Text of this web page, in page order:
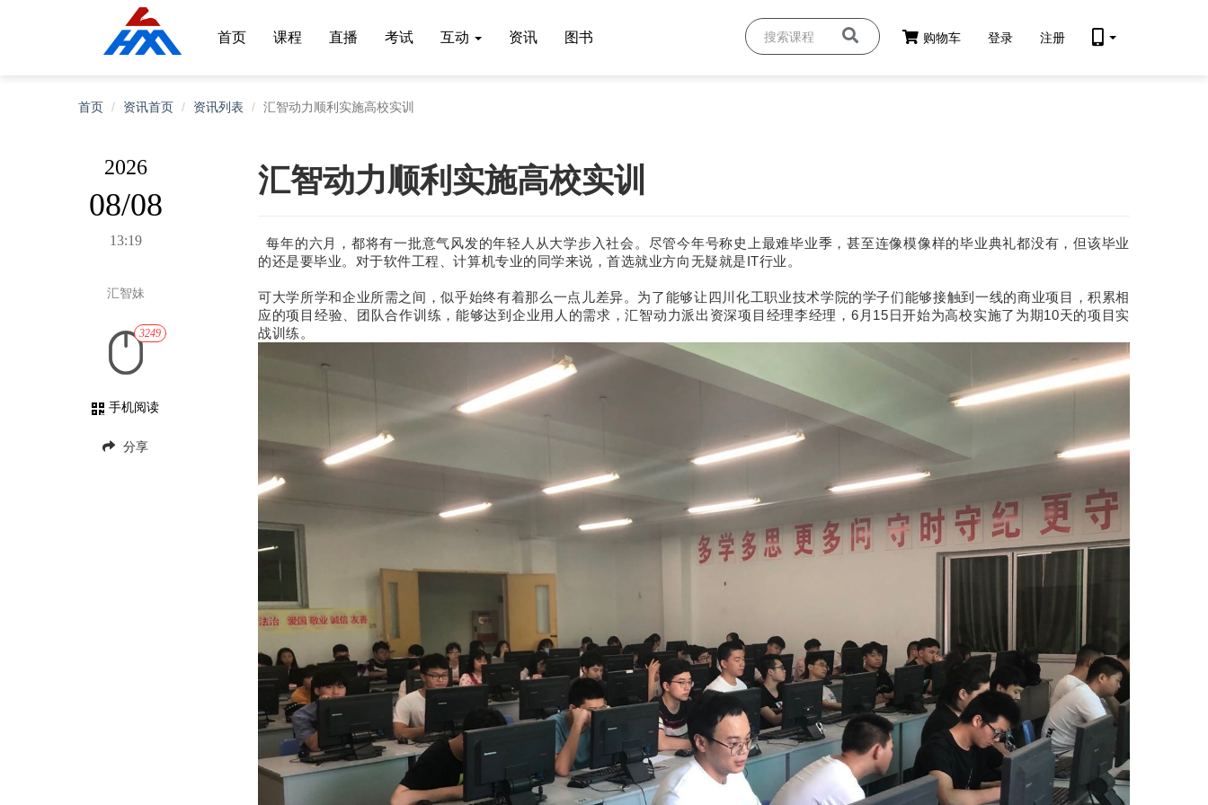
首页 课程 直播 考试 互动 资讯 图书 购物车 登录 注册
首页 资讯首页 资讯列表 汇智动力顺利实施高校实训
2026
08/08
13:19
汇智妹
3249
手机阅读
分享
汇智动力顺利实施高校实训
每年的六月，都将有一批意气风发的年轻人从大学步入社会。 尽管今年号称史上最难毕业季，甚至连像模像样的毕业典礼都没有，但该毕业
的还是要毕业。 对于软件工程、计算机专业的同学来说，首选就业方向无疑就是 IT行业。
可大学所学和企业所需之间，似乎始终有着那么一点儿差异。为了能够让四川化工职业技术学院的学子们能够接触到一线的商业项目，积累相
应的项目经验、团队合作训练，能够达到企业用人的需求，汇智动力派出资深项目经理李经理，6月15日开始为高校实施了为期10天的项目实
战训练。